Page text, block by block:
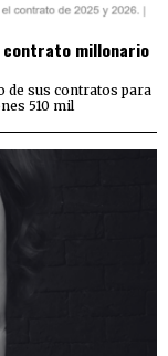
contrato millonario
de sus contratos para
510 mil